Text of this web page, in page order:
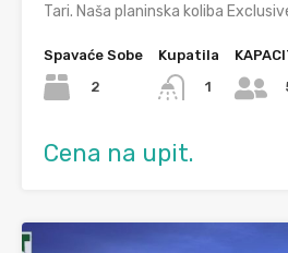
Tari. Naša planinska koliba
Spavaće Sobe
2
Kupatila
1
Cena na upit.